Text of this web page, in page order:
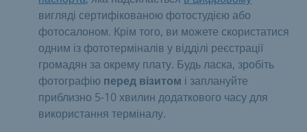
вигляді сертифікованою фотостудією або
фотосалоном. Крім того, ви можете скористатися
одним із фототерміналів у відділі реєстрації
громадян за окрему плату. Будь ласка, зробіть
фотографію перед візитом і заплануйте
приблизно 5-10 хвилин додаткового часу для
використання терміналу.